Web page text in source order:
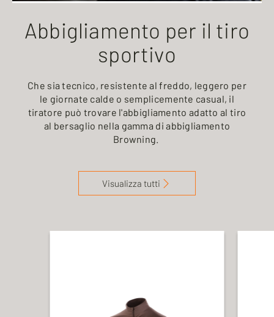
Abbigliamento per il tiro
sportivo
Che sia tecnico, resistente al freddo, leggero per
le giornate calde o semplicemente casual, il
tiratore può trovare l'abbigliamento adatto al tiro
al bersaglio nella gamma di abbigliamento
Browning.
Visualizza tutti